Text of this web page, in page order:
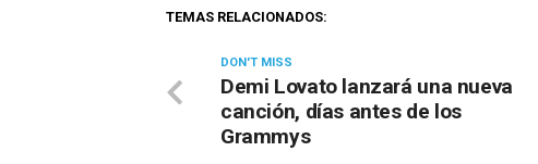
TEMAS RELACIONADOS:
DON'T MISS
Demi Lovato lanzará una nueva
canción, días antes de los
Grammys